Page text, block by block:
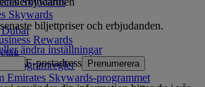
Skywards
Rewards
programregler
Emirates Skywards-programmet
biljettpriser och erbjudanden.
ändra inställningar
E-postadress Prenumerera